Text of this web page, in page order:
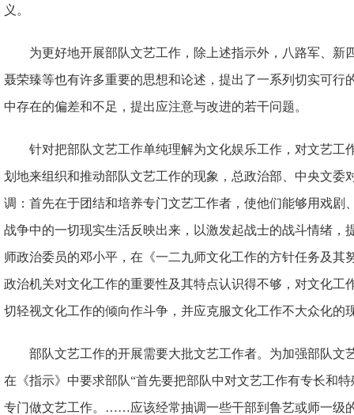
义。
为更好地开展部队文艺工作，除上述指示外，八路军、新
聂荣臻等也有许多重要的思想和论述，提出了一系列切实可行
中存在的偏差和不足，提出应注意与改进的若干问题。
针对把部队文艺工作单纯理解为文化娱乐工作，对文艺工
划地来组织和推动部队文艺工作的现象，总政治部、中央文委
调：首先在于团结和培养专门文艺工作者，使他们能够用戏剧
战争中的一切现实生活反映出来，以激发起战士的战斗情绪，
师政治委员的邓小平，在《一二九师文化工作的方针任务及其
政治机关对文化工作的重要性及其特点认识得不够，对文化工
切轻视文化工作的倾向作斗争，并应克服文化工作不大众化的
部队文艺工作的开展需要大批文艺工作者。为加强部队文
在《指示》中要求部队“首先要把部队中对文艺工作有专长和
专门做文艺工作。……应该经常抽调一些干部到鲁艺或师一级